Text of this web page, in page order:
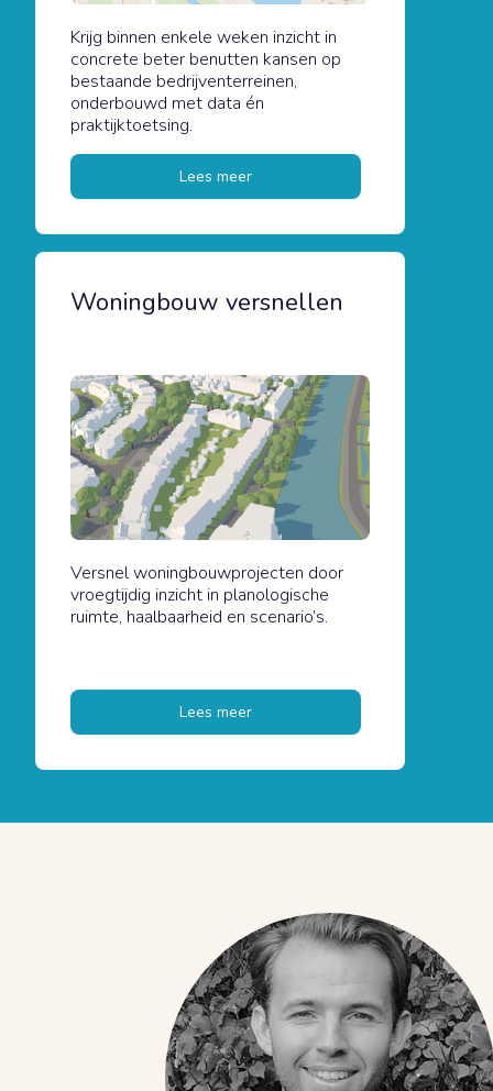
Krijg binnen enkele weken inzicht in
concrete beter benutten kansen op
bestaande bedrijventerreinen,
onderbouwd met data én
praktijktoetsing.
Lees meer
Woningbouw versnellen
Versnel woningbouwprojecten door
vroegtijdig inzicht in planologische
ruimte, haalbaarheid en scenario’s.
Lees meer